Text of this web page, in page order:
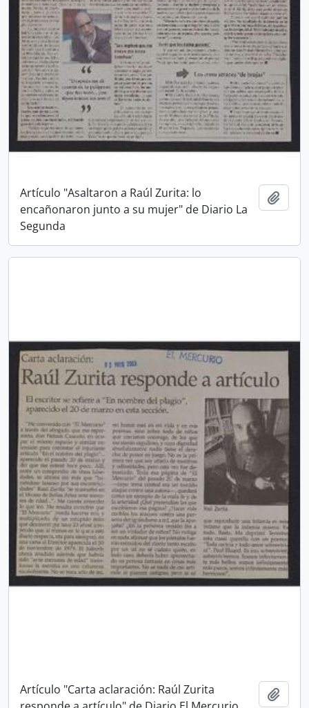
Artículo "Asaltaron a Raúl Zurita: lo
encañonaron junto a su mujer" de Diario La
Segunda
Artículo "Carta aclaración: Raúl Zurita